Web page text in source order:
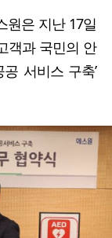
원은 지난 17일
객과 국민의 안
서비스 구축’